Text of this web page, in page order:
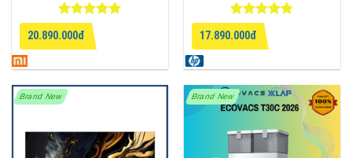
Được xếp
hạng
55
sao
20.890.000đ
Được xếp
hạng
4.75
5 sao
17.890.000đ
Brand New Brand New